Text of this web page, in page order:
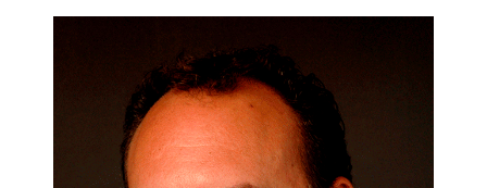
usos específicos para los productos y servicios digitales.
«Todo lo que se puede contar no siempre cuenta; todo lo que
cuenta no siempre se puede contar».
Albert Einstein